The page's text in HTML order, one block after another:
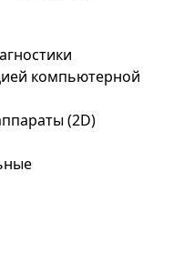
компьютерной
(2D)